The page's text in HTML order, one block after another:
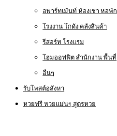
อพาร์ทเม้นท์ ห้องเช่า หอพัก
โรงงาน โกดัง คลังสินค้า
รีสอร์ท โรงแรม
โฮมออฟฟิต สำนักงาน พื้นที่
อื่นๆ
รับโพสต์อสังหา
หวยฟรี หวยแม่นๆ สูตรหวย